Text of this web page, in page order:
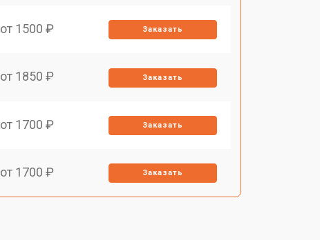
от 1500 ₽ Заказать
от 1850 ₽ Заказать
от 1700 ₽ Заказать
от 1700 ₽ Заказать